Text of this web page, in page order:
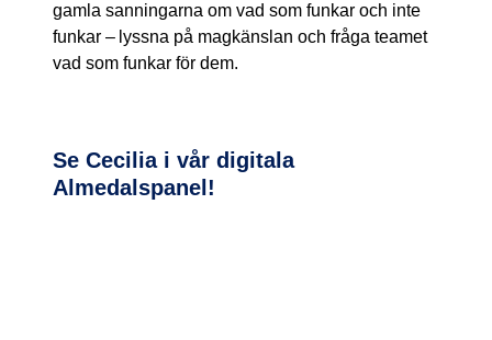
gamla sanningarna om vad som funkar och inte
funkar – lyssna på magkänslan och fråga teamet
vad som funkar för dem.
Se Cecilia i vår digitala
Almedalspanel!